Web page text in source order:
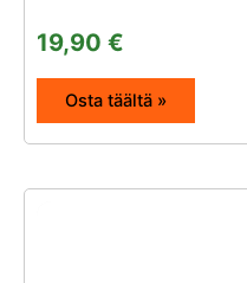
19,90 €
Osta täältä »